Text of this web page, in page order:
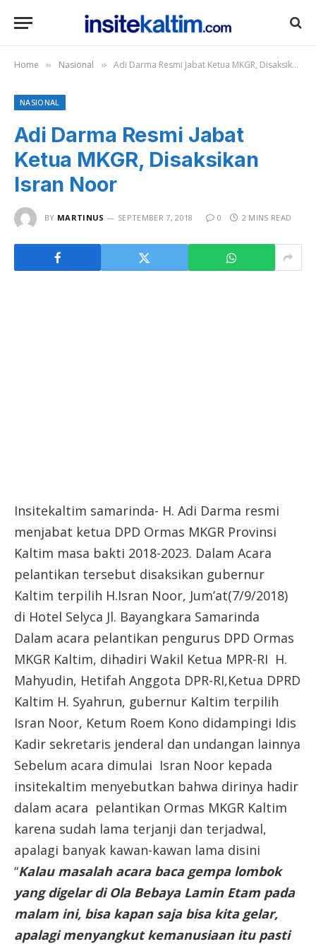
Home » Nasional » Adi Darma Resmi Jabat Ketua MKGR, Disaksikan Isran Noor
NASIONAL
Adi Darma Resmi Jabat
Ketua MKGR, Disaksikan
Isran Noor
BY MARTINUS SEPTEMBER 7, 2018 0 2 MINS READ
Insitekaltim samarinda- H. Adi Darma resmi
menjabat ketua DPD Ormas MKGR Provinsi
Kaltim masa bakti 2018-2023. Dalam Acara
pelantikan tersebut disaksikan gubernur
Kaltim terpilih H.Isran Noor, Jum’at(7/9/2018)
di Hotel Selyca Jl. Bayangkara Samarinda
Dalam acara pelantikan pengurus DPD Ormas
MKGR Kaltim, dihadiri Wakil Ketua MPR-RI H.
Mahyudin, Hetifah Anggota DPR-RI,Ketua DPRD
Kaltim H. Syahrun, gubernur Kaltim terpilih
Isran Noor, Ketum Roem Kono didampingi Idis
Kadir sekretaris jenderal dan undangan lainnya
Sebelum acara dimulai Isran Noor kepada
insitekaltim menyebutkan bahwa dirinya hadir
dalam acara pelantikan Ormas MKGR Kaltim
karena sudah lama terjanji dan terjadwal,
apalagi banyak kawan-kawan lama disini
“Kalau masalah acara baca gempa lombok
yang digelar di Ola Bebaya Lamin Etam pada
malam ini, bisa kapan saja bisa kita gelar,
apalagi menyangkut kemanusiaan itu pasti